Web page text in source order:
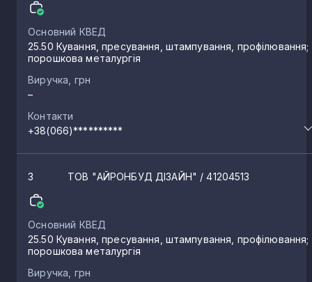
Основний КВЕД
25.50 Кування, пресування, штампування, профілювання;
порошкова металургія
Виручка, грн
–
Контакти
+38(066)**********
3 ТОВ "АЙРОНБУД ДІЗАЙН" / 41204513
Основний КВЕД
25.50 Кування, пресування, штампування, профілювання;
порошкова металургія
Виручка, грн